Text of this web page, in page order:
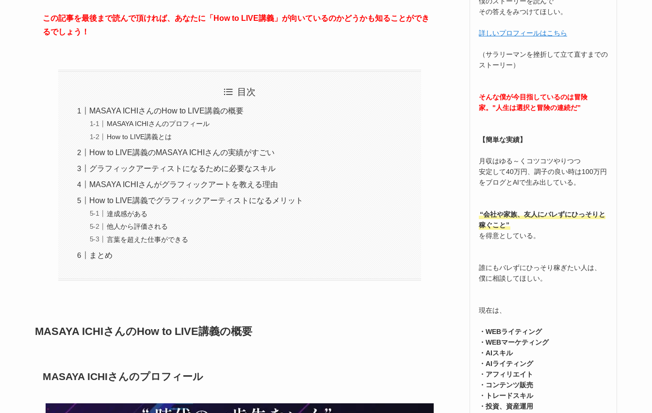
この記事を最後まで読んで頂ければ、あなたに「How to LIVE講義」が向いているのかどうかも知ることができ
るでしょう！
目次
MASAYA ICHIさんのHow to LIVE講義の概要
MASAYA ICHIさんのプロフィール
How to LIVE講義とは
How to LIVE講義のMASAYA ICHIさんの実績がすごい
グラフィックアーティストになるために必要なスキル
MASAYA ICHIさんがグラフィックアートを教える理由
How to LIVE講義でグラフィックアーティストになるメリット
達成感がある
他人から評価される
言葉を超えた仕事ができる
まとめ
MASAYA ICHIさんのHow to LIVE講義の概要
MASAYA ICHIさんのプロフィール
その答えをみつけてほしい。
詳しいプロフィールはこちら
（サラリーマンを挫折して立て直すまでの
ストーリー）
そんな僕が今目指しているのは冒険
家。"人生は選択と冒険の連続だ”
【簡単な実績】
月収はゆる～くコツコツやりつつ
安定して40万円、調子の良い時は100万円
をブログとAIで生み出している。
“会社や家族、友人にバレずにひっそりと
稼ぐこと”
を得意としている。
誰にもバレずにひっそり稼ぎたい人は、
僕に相談してほしい。
現在は、
・WEBライティング
・WEBマーケティング
・AIスキル
・AIライティング
・アフィリエイト
・コンテンツ販売
・トレードスキル
・投資、資産運用